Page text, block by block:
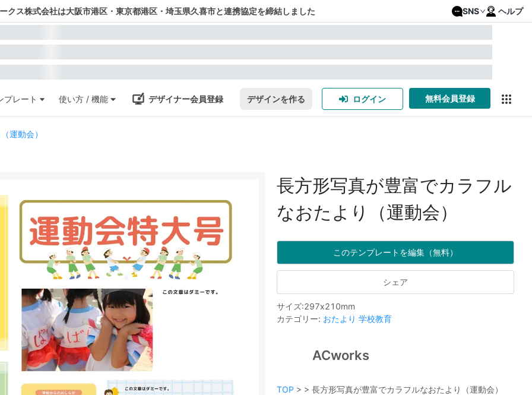
クス株式会社は大阪市港区・東京都港区・埼玉県久喜市と連携協定を締結しました SNS ヘルプ
プレート 使い方 / 機能 デザイナー会員登録 デザインを作る ログイン 無料会員登録
運動会）
長方形写真が豊富でカラフル
なおたより（運動会）
このテンプレートを編集（無料）
シェア
サイズ:297x210mm
カテゴリー: おたより 学校教育
ACworks
TOP > > 長方形写真が豊富でカラフルなおたより（運動会）